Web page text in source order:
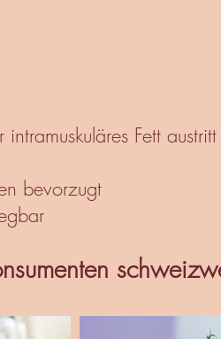
Fett austritt
bevorzugt